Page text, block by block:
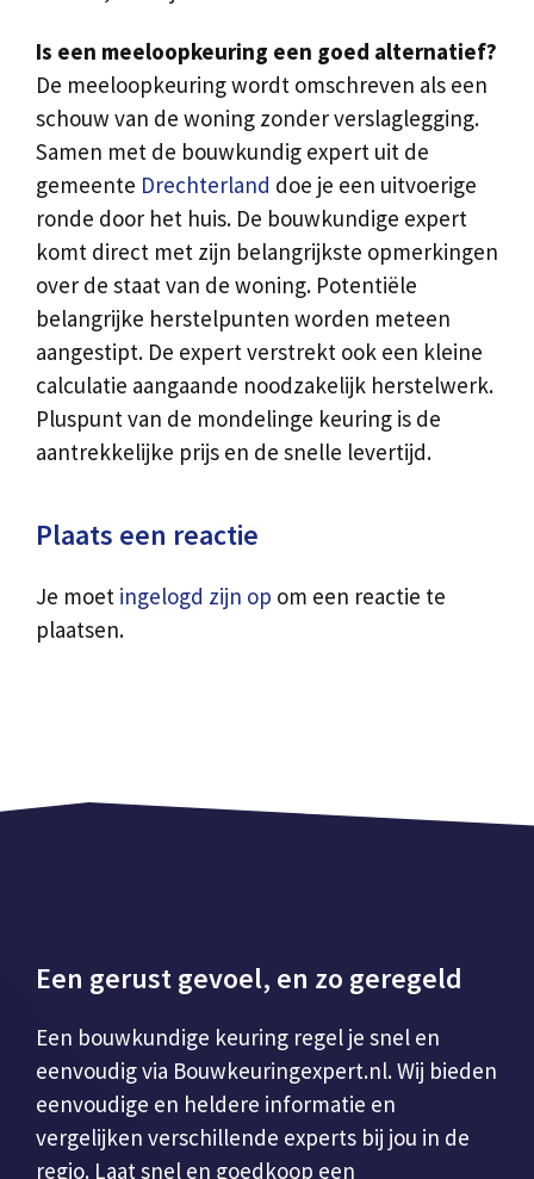
Is een meeloopkeuring een goed alternatief?
De meeloopkeuring wordt omschreven als een
schouw van de woning zonder verslaglegging.
Samen met de bouwkundig expert uit de
gemeente Drechterland doe je een uitvoerige
ronde door het huis. De bouwkundige expert
komt direct met zijn belangrijkste opmerkingen
over de staat van de woning. Potentiële
belangrijke herstelpunten worden meteen
aangestipt. De expert verstrekt ook een kleine
calculatie aangaande noodzakelijk herstelwerk.
Pluspunt van de mondelinge keuring is de
aantrekkelijke prijs en de snelle levertijd.
Plaats een reactie
Je moet ingelogd zijn op om een reactie te
plaatsen.
Een gerust gevoel, en zo geregeld
Een bouwkundige keuring regel je snel en
eenvoudig via Bouwkeuringexpert.nl. Wij bieden
eenvoudige en heldere informatie en
vergelijken verschillende experts bij jou in de
regio. Laat snel en goedkoop een